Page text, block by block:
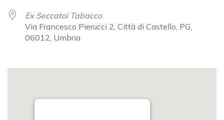
Ex Seccatoi Tabacco
Via Francesco Pierucci 2, Città di Castello, PG,
06012, Umbria